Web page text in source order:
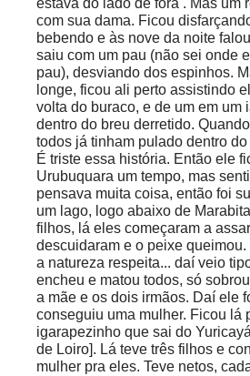
com sua dama. Ficou
bebendo e às nove da noite
saiu com um pau (não sei onde
pau), desviando dos espinhos.
longe, ficou ali perto assistindo
volta do buraco, e de um em um
dentro do breu derretido.
todos já tinham pulado dentro
É triste essa história. Então ele
Urubuquara um tempo, mas
pensava muita coisa, então foi
um lago, logo abaixo de
filhos, lá eles começaram a
descuidaram e o peixe
a natureza respeita... daí veio
encheu e matou todos, só
a mãe e os dois irmãos. Daí ele
conseguiu uma mulher. Ficou lá
igarapezinho que sai do
de Loiro]. Lá teve três filhos e
mulher pra eles. Teve netos,